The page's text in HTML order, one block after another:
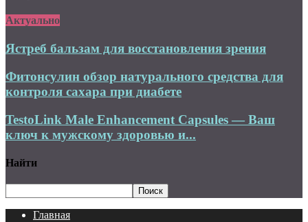
Актуально
Ястреб бальзам для восстановления зрения
Фитонсулин обзор натурального средства для
контроля сахара при диабете
TestoLink Male Enhancement Capsules — Ваш
ключ к мужскому здоровью и...
Найти
Главная